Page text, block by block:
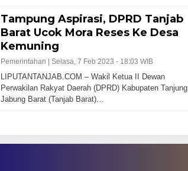
Tampung Aspirasi, DPRD Tanjab
Barat Ucok Mora Reses Ke Desa
Kemuning
Pemerintahan | Selasa, 7 Feb 2023 - 18:03 WIB
LIPUTANTANJAB.COM – Wakil Ketua II Dewan
Perwakilan Rakyat Daerah (DPRD) Kabupaten Tanjung
Jabung Barat (Tanjab Barat)…